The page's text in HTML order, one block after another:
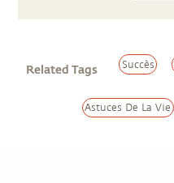
Related Tags Succès
Astuces De La Vie